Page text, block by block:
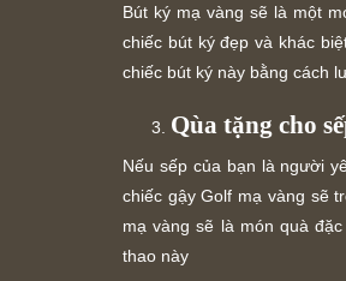
Bút ký mạ vàng sẽ là một
chiếc bút ký đẹp và khác
chiếc bút ký này bằng cách
Qùa tặng cho
Nếu sếp của bạn là người
chiếc gậy Golf mạ vàng sẽ
mạ vàng sẽ là món quà
thao này